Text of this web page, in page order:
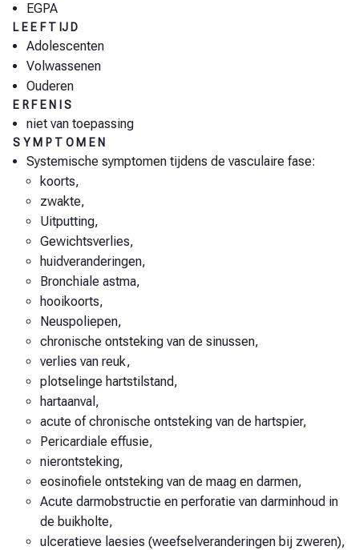
EGPA
LEEFTIJD
Adolescenten
Volwassenen
Ouderen
ERFENIS
niet van toepassing
SYMPTOMEN
Systemische symptomen tijdens de vasculaire fase:
koorts,
zwakte,
Uitputting,
Gewichtsverlies,
huidveranderingen,
Bronchiale astma,
hooikoorts,
Neuspoliepen,
chronische ontsteking van de sinussen,
verlies van reuk,
plotselinge hartstilstand,
hartaanval,
acute of chronische ontsteking van de hartspier,
Pericardiale effusie,
nierontsteking,
eosinofiele ontsteking van de maag en darmen,
Acute darmobstructie en perforatie van darminhoud in
de buikholte,
ulceratieve laesies (weefselveranderingen bij zweren),